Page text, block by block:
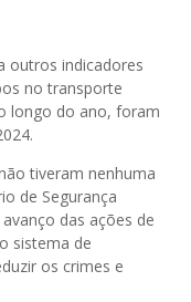
outros indicadores
no transporte
longo do ano, foram
tiveram nenhuma
de Segurança
das ações de
sistema de
os crimes e